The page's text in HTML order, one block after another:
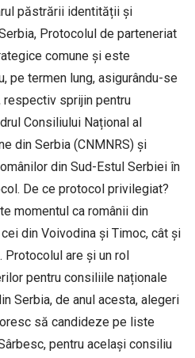
păstrării identității și
Protocolul de parteneriat
comune și este
pe termen lung, asigurându-se
respectiv sprijin pentru
Consiliului Național al
din Serbia (CNMNRS) și
din Sud-Estul Serbiei în
De ce protocol privilegiat?
momentul ca românii din
din Voivodina și Timoc, cât și
Protocolul are și un rol
pentru consiliile naționale
Serbia, de anul acesta, alegeri
să candideze pe liste
pentru același consiliu